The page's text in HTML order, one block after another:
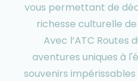
vous permettant de
richesse culturelle
Avec l’ATC Routes
aventures uniques à
souvenirs